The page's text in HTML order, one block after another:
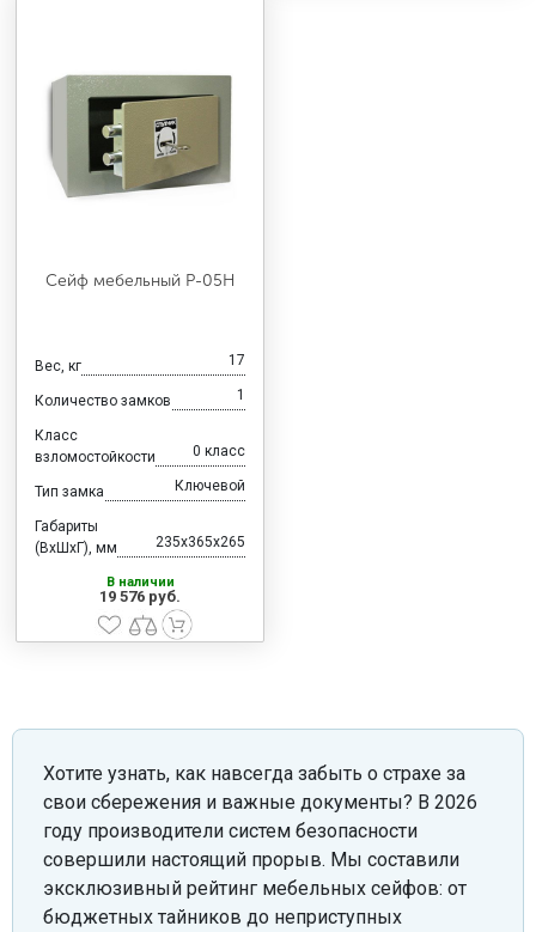
Сейф мебельный Р-05Н
Вес, кг 17
Количество замков 1
Класс
взломостойкости
0 класс
Тип замка Ключевой
Габариты
(ВхШхГ), мм
235x365x265
В наличии
19 576 руб.
Хотите узнать, как навсегда забыть о страхе за
свои сбережения и важные документы? В 2026
году производители систем безопасности
совершили настоящий прорыв. Мы составили
эксклюзивный рейтинг мебельных сейфов: от
бюджетных тайников до неприступных